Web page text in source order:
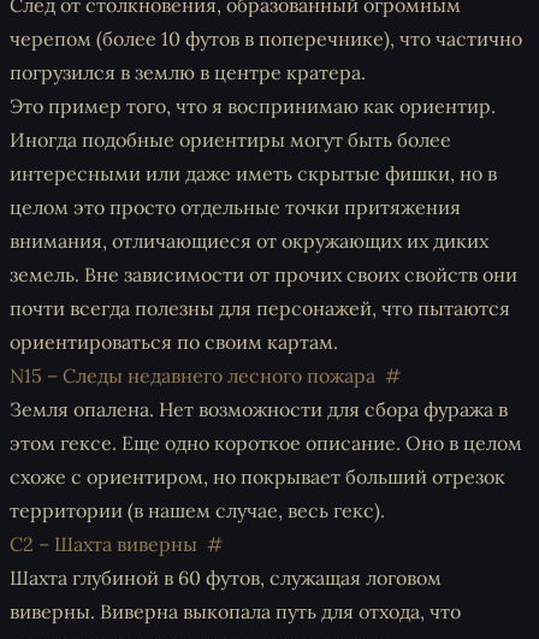
черепом (более 10 футов в поперечнике), что частично
погрузился в землю в центре кратера.
Это пример того, что я воспринимаю как ориентир.
Иногда подобные ориентиры могут быть более
интересными или даже иметь скрытые фишки, но в
целом это просто отдельные точки притяжения
внимания, отличающиеся от окружающих их диких
земель. Вне зависимости от прочих своих свойств они
почти всегда полезны для персонажей, что пытаются
ориентироваться по своим картам.
N15 – Следы недавнего лесного пожара
Земля опалена. Нет возможности для сбора фуража в
этом гексе. Еще одно короткое описание. Оно в целом
схоже с ориентиром, но покрывает больший отрезок
территории (в нашем случае, весь гекс).
C2 – Шахта виверны
Шахта глубиной в 60 футов, служащая логовом
виверны. Виверна выкопала путь для отхода, что